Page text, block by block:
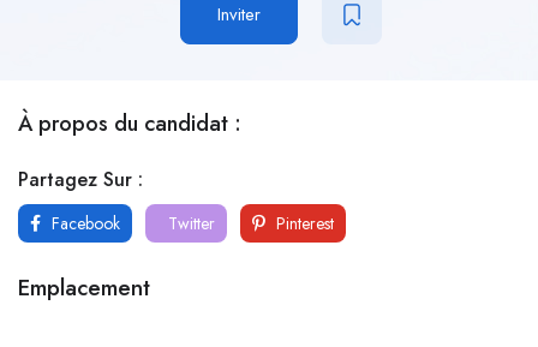
Inviter
À propos du candidat :
Partagez Sur :
Facebook Twitter Pinterest
Emplacement